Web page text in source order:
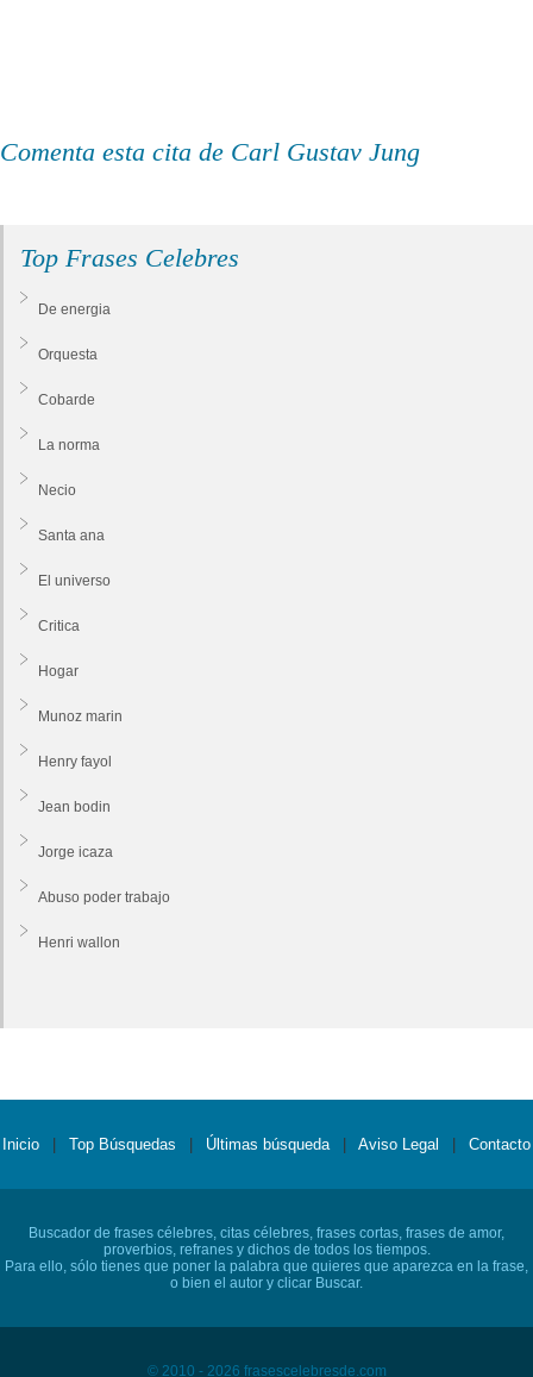
Comenta esta cita de Carl Gustav Jung
Top Frases Celebres
De energia
Orquesta
Cobarde
La norma
Necio
Santa ana
El universo
Critica
Hogar
Munoz marin
Henry fayol
Jean bodin
Jorge icaza
Abuso poder trabajo
Henri wallon
Inicio Top Búsquedas Últimas búsqueda Aviso Legal Contacto
Buscador de frases célebres, citas célebres, frases cortas, frases de amor,
proverbios, refranes y dichos de todos los tiempos.
Para ello, sólo tienes que poner la palabra que quieres que aparezca en la frase,
o bien el autor y clicar Buscar.
© 2010 - 2026 frasescelebresde.com